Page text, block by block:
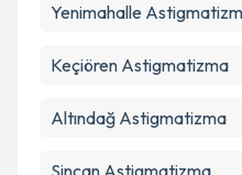
Yenimahalle
Keçiören Astigmatizma
Altındağ Astigmatizma
Sincan Astigmatizma